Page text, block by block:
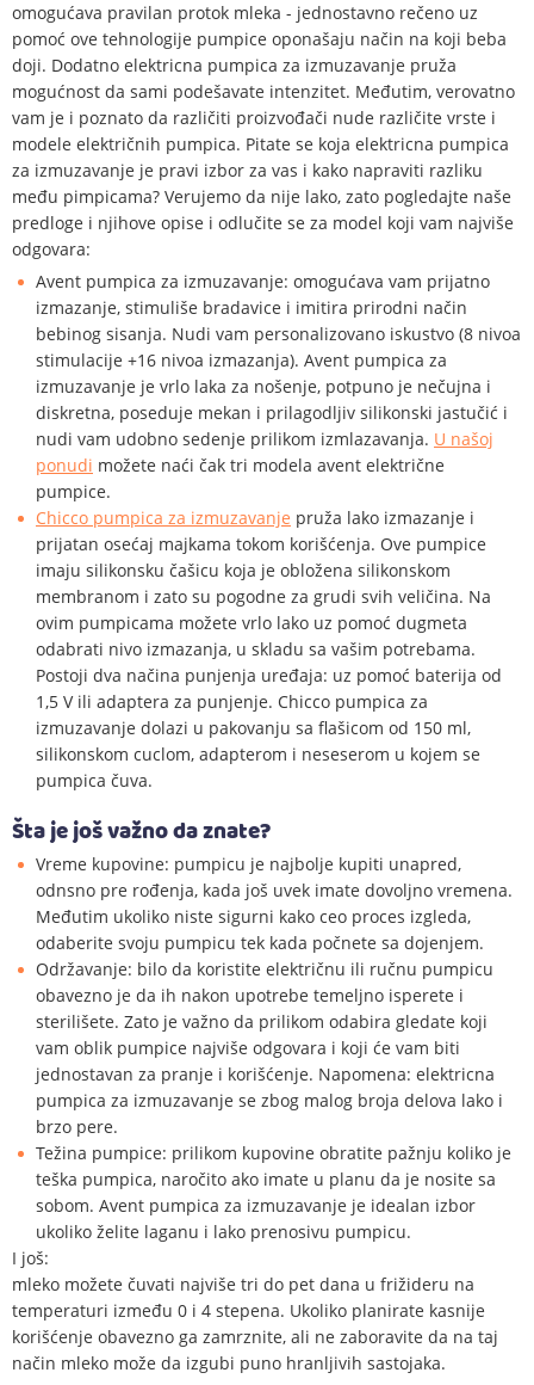
omogućava pravilan protok mleka - jednostavno rečeno uz
pomoć ove tehnologije pumpice oponašaju način na koji beba
doji. Dodatno elektricna pumpica za izmuzavanje pruža
mogućnost da sami podešavate intenzitet. Međutim, verovatno
vam je i poznato da različiti proizvođači nude različite vrste i
modele električnih pumpica. Pitate se koja elektricna pumpica
za izmuzavanje je pravi izbor za vas i kako napraviti razliku
među pimpicama? Verujemo da nije lako, zato pogledajte naše
predloge i njihove opise i odlučite se za model koji vam najviše
odgovara:
Avent pumpica za izmuzavanje: omogućava vam prijatno
izmazanje, stimuliše bradavice i imitira prirodni način
bebinog sisanja. Nudi vam personalizovano iskustvo (8 nivoa
stimulacije +16 nivoa izmazanja). Avent pumpica za
izmuzavanje je vrlo laka za nošenje, potpuno je nečujna i
diskretna, poseduje mekan i prilagodljiv silikonski jastučić i
nudi vam udobno sedenje prilikom izmlazavanja. U našoj
ponudi možete naći čak tri modela avent električne
pumpice.
Chicco pumpica za izmuzavanje pruža lako izmazanje i
prijatan osećaj majkama tokom korišćenja. Ove pumpice
imaju silikonsku čašicu koja je obložena silikonskom
membranom i zato su pogodne za grudi svih veličina. Na
ovim pumpicama možete vrlo lako uz pomoć dugmeta
odabrati nivo izmazanja, u skladu sa vašim potrebama.
Postoji dva načina punjenja uređaja: uz pomoć baterija od
1,5 V ili adaptera za punjenje. Chicco pumpica za
izmuzavanje dolazi u pakovanju sa flašicom od 150 ml,
silikonskom cuclom, adapterom i neseserom u kojem se
pumpica čuva.
Šta je još važno da znate?
Vreme kupovine: pumpicu je najbolje kupiti unapred,
odnsno pre rođenja, kada još uvek imate dovoljno vremena.
Međutim ukoliko niste sigurni kako ceo proces izgleda,
odaberite svoju pumpicu tek kada počnete sa dojenjem.
Održavanje: bilo da koristite električnu ili ručnu pumpicu
obavezno je da ih nakon upotrebe temeljno isperete i
sterilišete. Zato je važno da prilikom odabira gledate koji
vam oblik pumpice najviše odgovara i koji će vam biti
jednostavan za pranje i korišćenje. Napomena: elektricna
pumpica za izmuzavanje se zbog malog broja delova lako i
brzo pere.
Težina pumpice: prilikom kupovine obratite pažnju koliko je
teška pumpica, naročito ako imate u planu da je nosite sa
sobom. Avent pumpica za izmuzavanje je idealan izbor
ukoliko želite laganu i lako prenosivu pumpicu.
I još:
mleko možete čuvati najviše tri do pet dana u frižideru na
temperaturi između 0 i 4 stepena. Ukoliko planirate kasnije
korišćenje obavezno ga zamrznite, ali ne zaboravite da na taj
način mleko može da izgubi puno hranljivih sastojaka.